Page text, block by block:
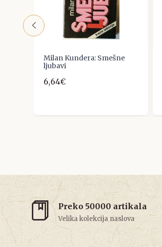
Milan Kundera: Smešne
ljubavi
6,64€
Preko 50000 artikala
Velika kolekcija naslova